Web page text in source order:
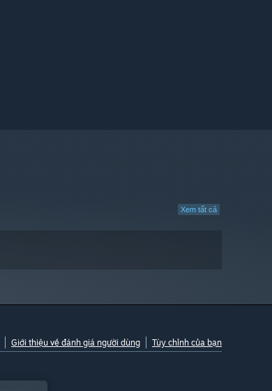
Xem tất cả
Giới thiệu về đánh giá người dùng Tùy chỉnh của bạn